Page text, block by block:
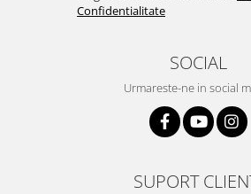
Confidentialitate
SOCIAL
Urmareste-ne in social
SUPORT